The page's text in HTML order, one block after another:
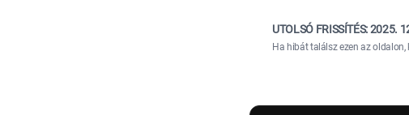
UTOLSÓ FRISSÍTÉS:2025.
Ha hibát találsz ezen az oldalon,